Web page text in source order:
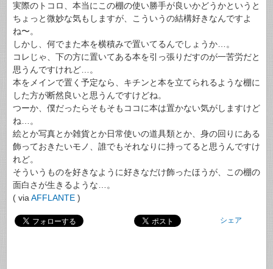
実際のトコロ、本当にこの棚の使い勝手が良いかどうかというと
ちょっと微妙な気もしますが、こういうの結構好きなんですよ
ね〜。
しかし、何でまた本を横積みで置いてるんでしょうか…。
コレじゃ、下の方に置いてある本を引っ張りだすのが一苦労だと
思うんですけれど…。
本をメインで置く予定なら、キチンと本を立てられるような棚に
した方が断然良いと思うんですけどね。
つーか、僕だったらそもそもココに本は置かない気がしますけど
ね…。
絵とか写真とか雑貨とか日常使いの道具類とか、身の回りにある
飾っておきたいモノ、誰でもそれなりに持ってると思うんですけ
れど。
そういうものを好きなように好きなだけ飾ったほうが、この棚の
面白さが生きるような…。
( viaAFFLANTE )
シェア